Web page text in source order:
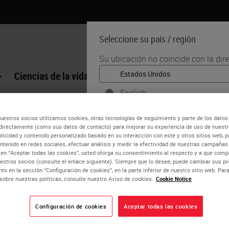
Seleccione su país / región
Su ubicación no coincide con la
English
Cada país / región puede tener
prácticas médicas. La información
nuestro sitio web es específica y
(pero no se limita a) todos los
precios y promociones.
Ciencias de la vida Formación
Di Tommaso, MD, FIAC
field of Luca’s research is Liver Pathology where he
transformation of hepatocellular nodules. Some of these
of hepatocellular carcinoma.
of interest are Breast, Thymic and Thyroid pathology. In
a strong commitment for History of Medicine: this latter and
socios utilizamos cookies, otras tecnologías de seguimiento y parte de los datos
(como sus datos de contacto) para mejorar su experiencia de uso de
y contenido personalizado basado en su interacción con este y otros sitios web,
en redes sociales, efectuar análisis y medir la efectividad de nuestras campañas
“Aceptar todas las cookies”, usted otorga su consentimiento al respecto y a que
socios (consulte el enlace siguiente). Siempre que lo desee, puede cambiar sus
en la sección “Configuración de cookies”, en la parte inferior de nuestro sitio web.
nuestras políticas, consulte nuestro Aviso de cookies. Cookie Notice
Configuración de cookies Aceptar todas las cookies